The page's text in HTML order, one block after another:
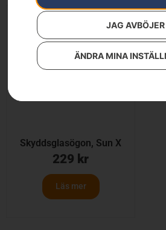
JAG AVBÖJER
ÄNDRA MINA
Skyddsglasögon, Sun X
229 kr
Läs mer